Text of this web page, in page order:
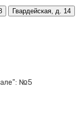
Гвардейская, д. 14
№5